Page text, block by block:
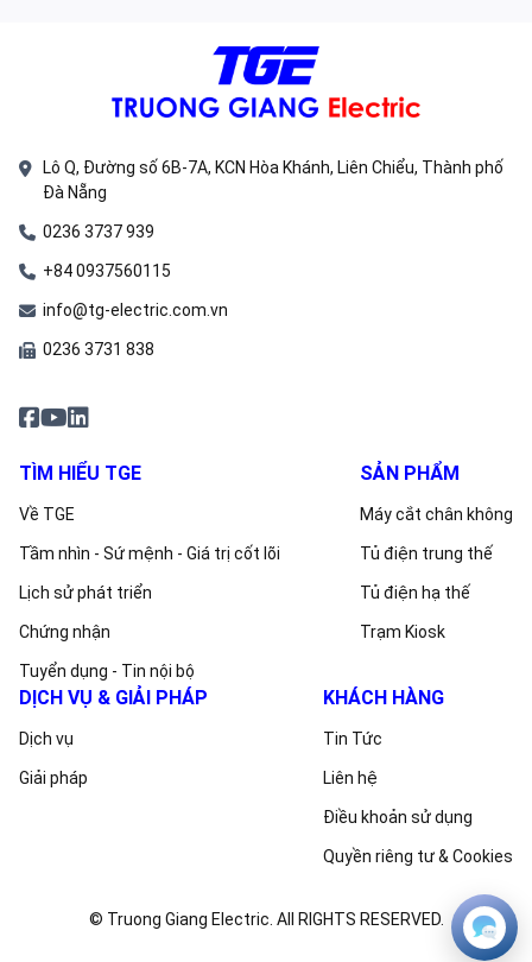
Lô Q, Đường số 6B-7A, KCN Hòa Khánh, Liên Chiểu, Thành phố
Đà Nẵng
0236 3737 939
+84 0937560115
info@tg-electric.com.vn
0236 3731 838
TÌM HIỂU TGE
Về TGE
Tầm nhìn - Sứ mệnh - Giá trị cốt lõi
Lịch sử phát triển
Chứng nhận
Tuyển dụng - Tin nội bộ
SẢN PHẨM
Máy cắt chân không
Tủ điện trung thế
Tủ điện hạ thế
Trạm Kiosk
DỊCH VỤ & GIẢI PHÁP
Dịch vụ
Giải pháp
KHÁCH HÀNG
Tin Tức
Liên hệ
Điều khoản sử dụng
Quyền riêng tư & Cookies
© Truong Giang Electric. All RIGHTS RESERVED.